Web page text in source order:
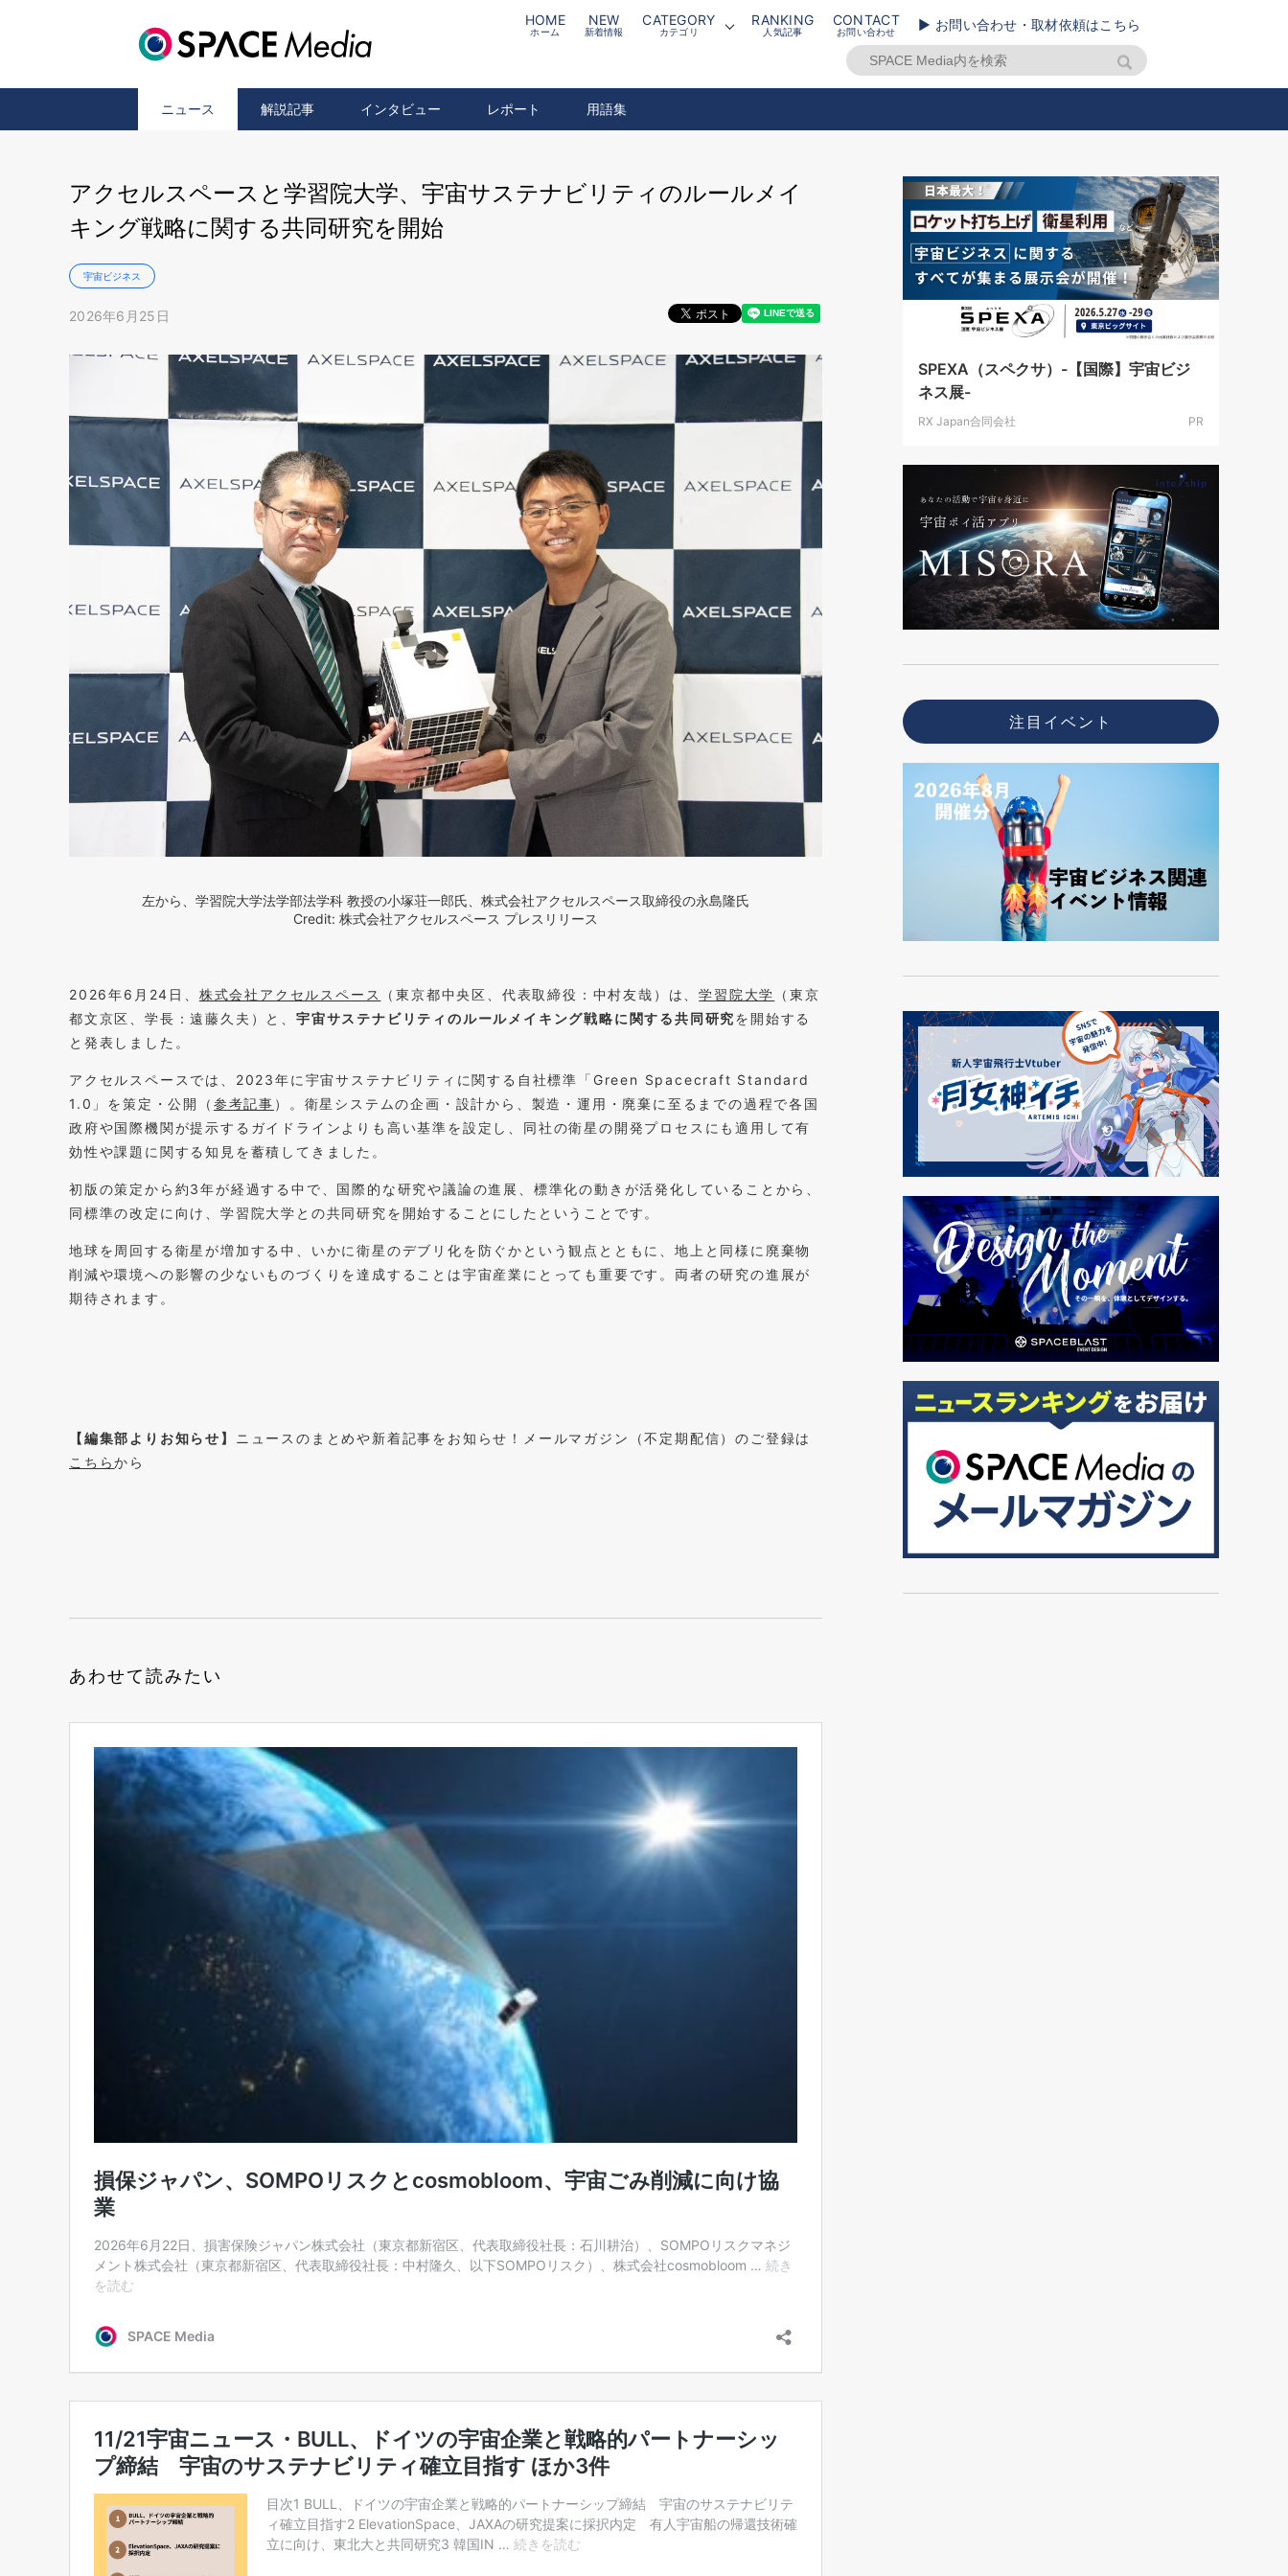
HOME
ホーム
NEW
新着情報
CATEGORY
カテゴリ
RANKING
人気記事
CONTACT
お問い合わせ ▶ お問い合わせ・取材依頼はこちら
ニュース 解説記事 インタビュー レポート 用語集
アクセルスペースと学習院大学、宇宙サステナビリティのルールメイ
キング戦略に関する共同研究を開始
宇宙ビジネス
2026年6月25日
左から、学習院大学法学部法学科 教授の小塚荘一郎氏、株式会社アクセルスペース取締役の永島隆氏
Credit: 株式会社アクセルスペース プレスリリース
2026年6月24日、 株式会社アクセルスペース （東京都中央区、代表取締役：中村友哉）は、学習院大学
（東京
都文京区、学長：遠藤久夫）と、宇宙サステナビリティのルールメイキング戦略に関する共同研究を開始する
と発表しました。
アクセルスペースでは、2023年に宇宙サステナビリティに関する自社標準「Green Spacecraft Standard
1.0」を策定・公開（ 参考記事 ）。衛星システムの企画・設計から、製造・運用・廃棄に至るまでの過程で各国
政府や国際機関が提示するガイドラインよりも高い基準を設定し、同社の衛星の開発プロセスにも適用して有
効性や課題に関する知見を蓄積してきました。
初版の策定から約3年が経過する中で、国際的な研究や議論の進展、標準化の動きが活発化していることから、
同標準の改定に向け、学習院大学との共同研究を開始することにしたということです。
地球を周回する衛星が増加する中、いかに衛星のデブリ化を防ぐかという観点とともに、地上と同様に廃棄物
削減や環境への影響の少ないものづくりを達成することは宇宙産業にとっても重要です。両者の研究の進展が
期待されます。
【編集部よりお知らせ】
ニュースのまとめや新着記事をお知らせ！メールマガジン（不定期配信）のご登録は
こちらから
あわせて読みたい
SPEXA（スペクサ）-【国際】宇宙ビジ
ネス展-
RX Japan合同会社 PR
注目イベント